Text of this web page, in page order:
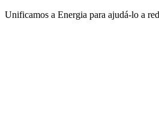
Unificamos a Energia para ajudá-lo a